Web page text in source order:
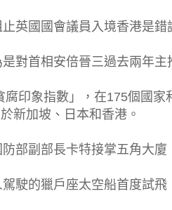
英國國會議員入境香港是錯
對首相安倍晉三過去兩年主
印象指數」，在175個國
新加坡、日本和香港。
部副部長卡特接掌五角大廈
駛的獵戶座太空船首度試